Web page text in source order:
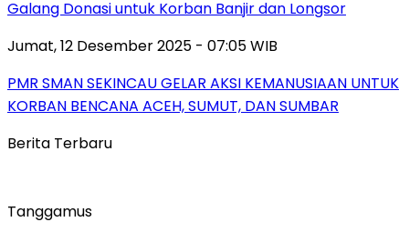
Galang Donasi untuk Korban Banjir dan Longsor
Jumat, 12 Desember 2025 - 07:05 WIB
PMR SMAN SEKINCAU GELAR AKSI KEMANUSIAAN UNTUK
KORBAN BENCANA ACEH, SUMUT, DAN SUMBAR
Berita Terbaru
Tanggamus